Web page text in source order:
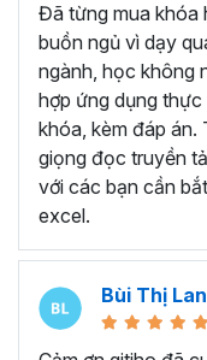
chính... Mỗi cấp độ
công việc khác nhau.
Chính vì điều đó
Excel cập nhật
cùng với92 tài liệu
ích vô tận như:
Giảng viên là
cao, kinh
VPBank, FPT
đoàn Thành
Đã từng mua khóa
buồn ngủ vì dạy
ngành, học không
hợp ứng dụng
khóa, kèm đáp
giọng đọc truyền
với các bạn cần
excel.
Bùi Thị Lan